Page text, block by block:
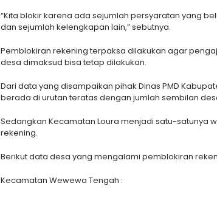
“Kita blokir karena ada sejumlah persyaratan yang
dan sejumlah kelengkapan lain,” sebutnya.
Pemblokiran rekening terpaksa dilakukan agar
desa dimaksud bisa tetap dilakukan.
Dari data yang disampaikan pihak Dinas PMD
berada di urutan teratas dengan jumlah sembilan
Sedangkan Kecamatan Loura menjadi satu-satunya
rekening.
Berikut data desa yang mengalami pemblokiran
Kecamatan Wewewa Tengah :